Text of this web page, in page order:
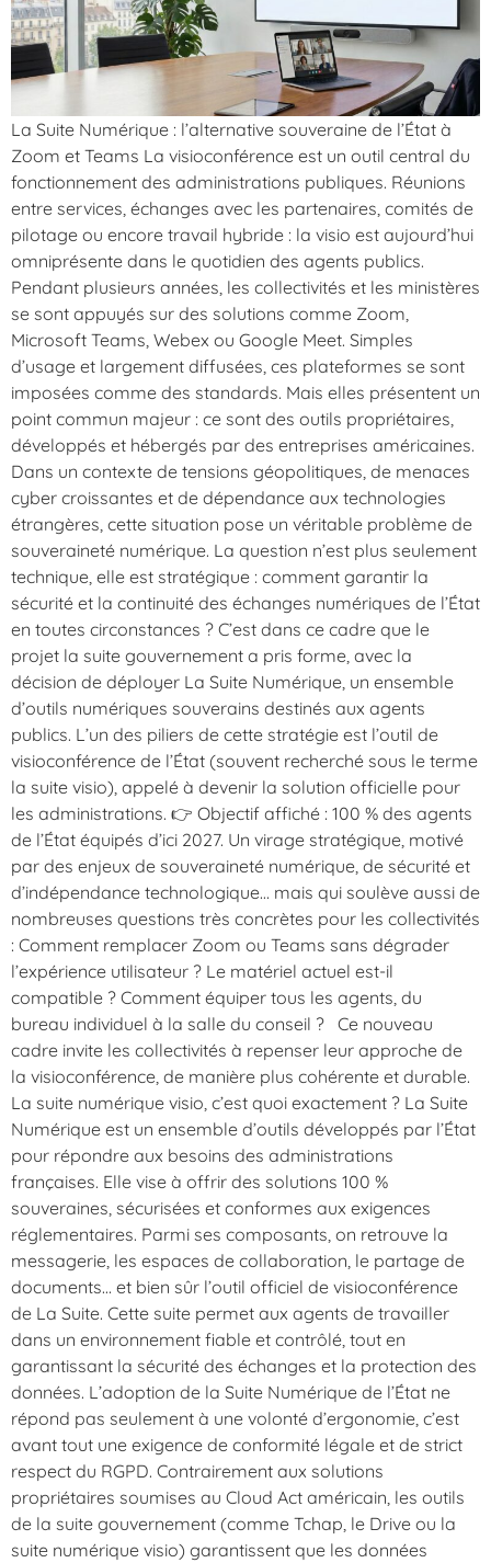
La Suite Numérique : l’alternative souveraine de l’État à
Zoom et Teams La visioconférence est un outil central du
fonctionnement des administrations publiques. Réunions
entre services, échanges avec les partenaires, comités de
pilotage ou encore travail hybride : la visio est aujourd’hui
omniprésente dans le quotidien des agents publics.
Pendant plusieurs années, les collectivités et les ministères
se sont appuyés sur des solutions comme Zoom,
Microsoft Teams, Webex ou Google Meet. Simples
d’usage et largement diffusées, ces plateformes se sont
imposées comme des standards. Mais elles présentent un
point commun majeur : ce sont des outils propriétaires,
développés et hébergés par des entreprises américaines.
Dans un contexte de tensions géopolitiques, de menaces
cyber croissantes et de dépendance aux technologies
étrangères, cette situation pose un véritable problème de
souveraineté numérique. La question n’est plus seulement
technique, elle est stratégique : comment garantir la
sécurité et la continuité des échanges numériques de l’État
en toutes circonstances ? C’est dans ce cadre que le
projet la suite gouvernement a pris forme, avec la
décision de déployer La Suite Numérique, un ensemble
d’outils numériques souverains destinés aux agents
publics. L’un des piliers de cette stratégie est l’outil de
visioconférence de l’État (souvent recherché sous le terme
la suite visio), appelé à devenir la solution officielle pour
les administrations. 👉 Objectif affiché : 100 % des agents
de l’État équipés d’ici 2027. Un virage stratégique, motivé
par des enjeux de souveraineté numérique, de sécurité et
d’indépendance technologique… mais qui soulève aussi de
nombreuses questions très concrètes pour les collectivités
: Comment remplacer Zoom ou Teams sans dégrader
l’expérience utilisateur ? Le matériel actuel est-il
compatible ? Comment équiper tous les agents, du
bureau individuel à la salle du conseil ? Ce nouveau
cadre invite les collectivités à repenser leur approche de
la visioconférence, de manière plus cohérente et durable.
La suite numérique visio, c’est quoi exactement ? La Suite
Numérique est un ensemble d’outils développés par l’État
pour répondre aux besoins des administrations
françaises. Elle vise à offrir des solutions 100 %
souveraines, sécurisées et conformes aux exigences
réglementaires. Parmi ses composants, on retrouve la
messagerie, les espaces de collaboration, le partage de
documents… et bien sûr l’outil officiel de visioconférence
de La Suite. Cette suite permet aux agents de travailler
dans un environnement fiable et contrôlé, tout en
garantissant la sécurité des échanges et la protection des
données. L’adoption de la Suite Numérique de l’État ne
répond pas seulement à une volonté d’ergonomie, c’est
avant tout une exigence de conformité légale et de strict
respect du RGPD. Contrairement aux solutions
propriétaires soumises au Cloud Act américain, les outils
de la suite gouvernement (comme Tchap, le Drive ou la
suite numérique visio) garantissent que les données